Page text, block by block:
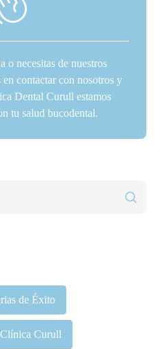
de Éxito
Curull
o necesitas de nuestros
contactar con nosotros y
Dental Curull estamos
tu salud bucodental.